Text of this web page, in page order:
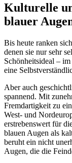
Kulturelle
blauer
Bis heute ranken
denen sie nur sehr
Schönheitsideal –
eine
Aber auch
spannend. Mit
Fremdartigkeit zu
West- und
erstrebenswert für
blauen Augen als
beruht ein nicht
Augen, die die